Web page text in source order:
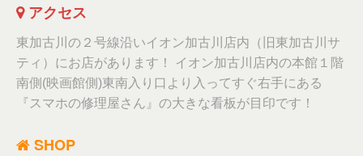
アクセス
東加古川の２号線沿いイオン加古川店内（旧東加古川サ
ティ）にお店があります！ イオン加古川店内の本館１階
南側(映画館側)東南入り口より入ってすぐ右手にある
『スマホの修理屋さん』の大きな看板が目印です！
SHOP